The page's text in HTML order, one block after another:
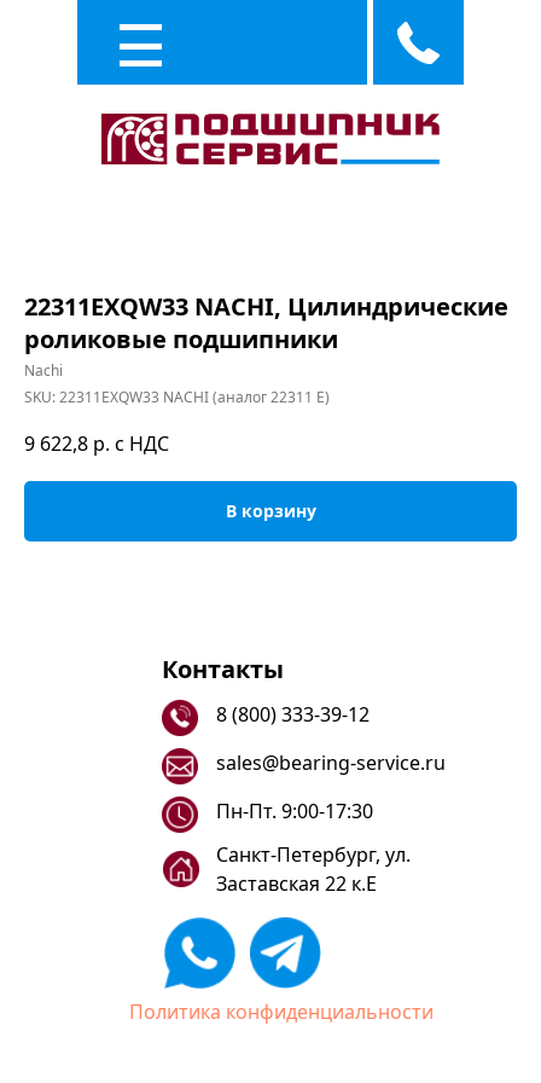
22311EXQW33 NACHI, Цилиндрические
роликовые подшипники
Nachi
SKU:22311EXQW33 NACHI (аналог 22311 E)
9 622,8 р. с НДС
В корзину
Контакты
8 (800) 333-39-12
sales@bearing-service.ru
Санкт-Петербург, ул.
Заставская 22 к.Е
Пн-Пт. 9:00-17:30
Политика конфиденциальности